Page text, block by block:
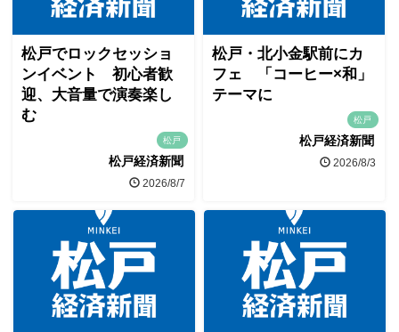
松戸でロックセッショ
ンイベント 初心者歓
迎、大音量で演奏楽し
む
松戸
松戸経済新聞
2026/8/7
松戸・北小金駅前にカ
フェ 「コーヒー×和」
テーマに
松戸
松戸経済新聞
2026/8/3